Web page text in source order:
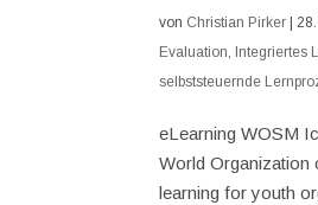
von Christian Pirker
Evaluation, Integriertes
selbststeuernde
eLearning WOSM
World Organization
learning for youth